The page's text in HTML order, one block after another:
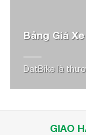
Bảng Giá
DatBike là
GIAO